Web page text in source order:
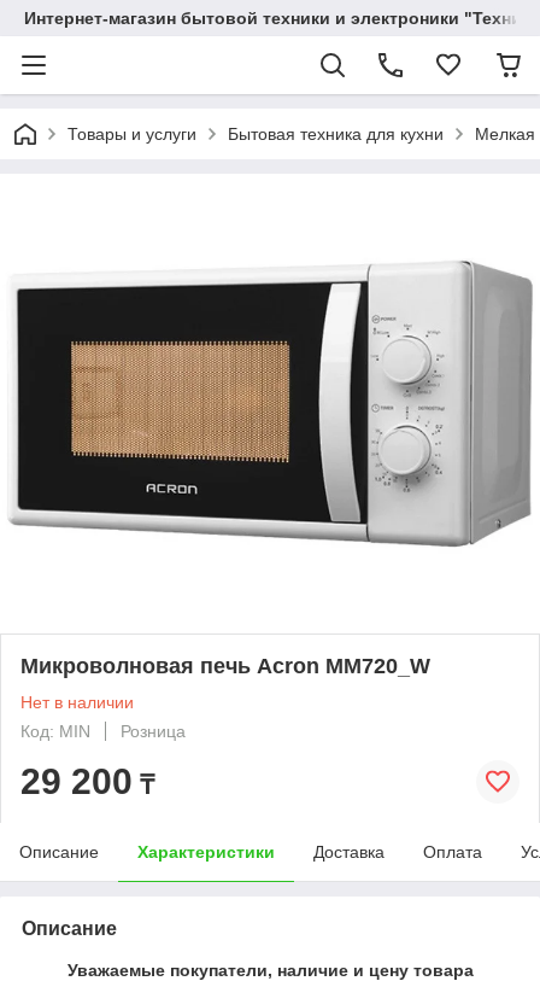
Интернет-магазин бытовой техники и электроники
Товары и услуги Бытовая техника для кухни Мелкая
Микроволновая печь Acron MM720_W
Нет в наличии
Код: MIN
Розница
29 200 ₸
Описание Характеристики Доставка Оплата
Описание
Уважаемые покупатели, наличие и цену товара